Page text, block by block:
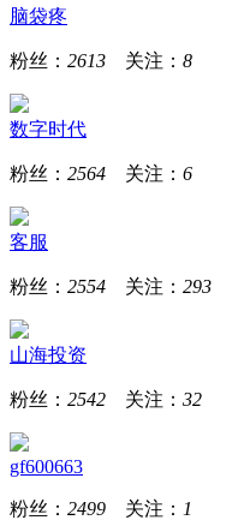
脑袋疼
粉丝： 2613 关注： 8
数字时代
粉丝： 2564 关注： 6
客服
粉丝： 2554 关注： 293
山海投资
粉丝： 2542 关注： 32
gf600663
粉丝： 2499 关注： 1